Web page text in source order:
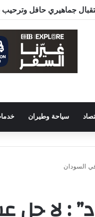
سياحة وطيران
في السودان